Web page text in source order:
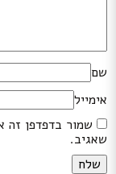
שם
אימייל
שמור בדפדפן זה
שאגיב.